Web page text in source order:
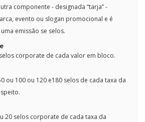
componente - designada “tarja” -
evento ou slogan promocional e é
emissão se selos.
corporate de cada valor em bloco.
ou 100 ou 120 e180 selos de cada taxa da
20 selos corporate de cada taxa da